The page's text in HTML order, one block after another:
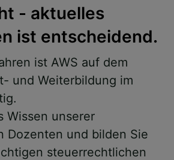
- aktuelles
ist entscheidend.
ist AWS auf dem
und Weiterbildung im
Wissen unserer
Dozenten und bilden Sie
steuerrechtlichen